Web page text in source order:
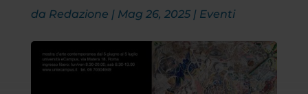
da Redazione | Mag 26, 2025| Eventi